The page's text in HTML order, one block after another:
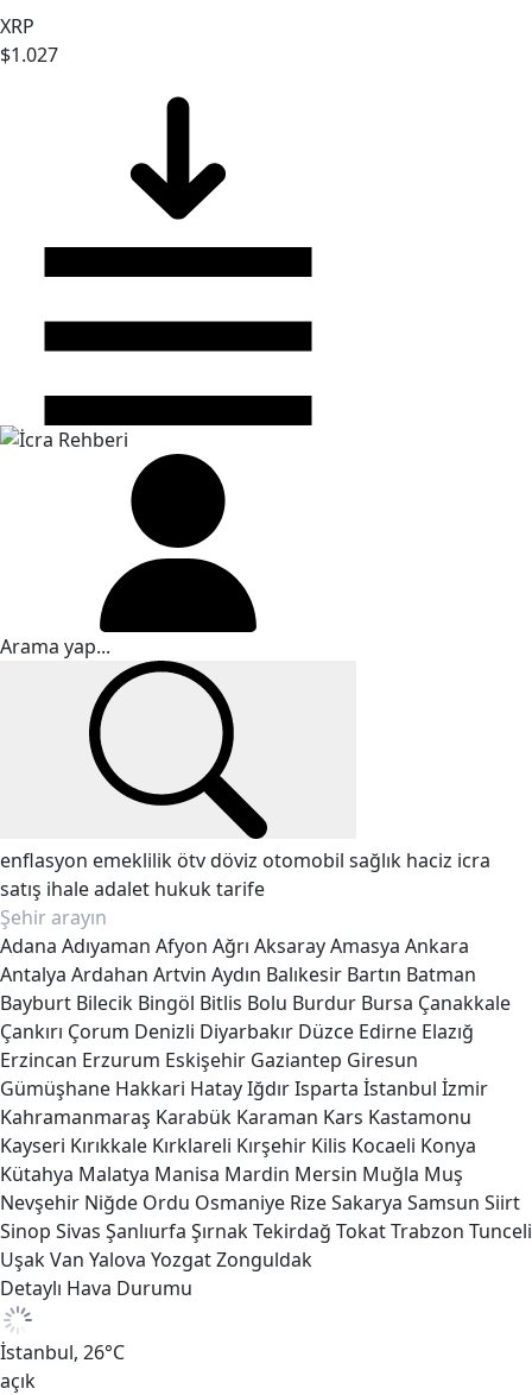
XRP
$1.027
enflasyon emeklilik ötvdöviz otomobil sağlık haciz icra
satış ihaleadalet hukuktarife
Adana Adıyaman Afyon Ağrı AksarayAmasya Ankara
Antalya Ardahan Artvin Aydın Balıkesir Bartın Batman
Bayburt Bilecik Bingöl Bitlis Bolu Burdur Bursa Çanakkale
Çankırı Çorum Denizli Diyarbakır Düzce Edirne Elazığ
Erzincan Erzurum Eskişehir Gaziantep Giresun
Gümüşhane Hakkari HatayIğdırIsparta İstanbul İzmir
Kahramanmaraş Karabük Karaman Kars Kastamonu
Kayseri Kırıkkale Kırklareli Kırşehir Kilis Kocaeli Konya
Kütahya Malatya Manisa Mardin Mersin Muğla Muş
Nevşehir Niğde Ordu Osmaniye RizeSakarya Samsun Siirt
Sinop Sivas Şanlıurfa ŞırnakTekirdağ TokatTrabzon Tunceli
UşakVan Yalova YozgatZonguldak
Detaylı Hava Durumu
İstanbul, 26°C
açık